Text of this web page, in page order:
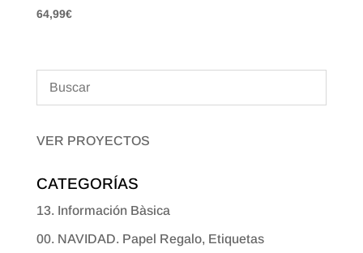
64,99€
VER PROYECTOS
CATEGORÍAS
13. Información Bàsica
00. NAVIDAD. Papel Regalo, Etiquetas